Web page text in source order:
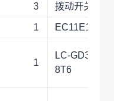
3 拨动开关_侧
1
1
LC-
8T6